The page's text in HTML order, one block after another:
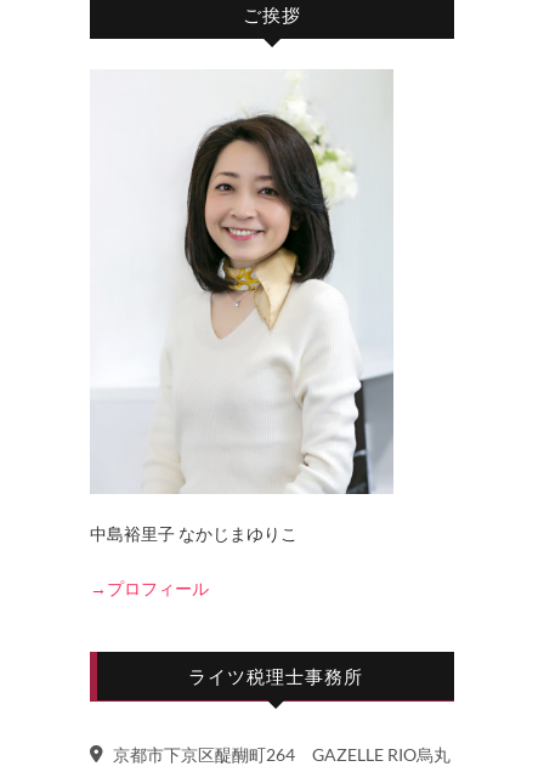
ご挨拶
中島裕里子 なかじまゆりこ
→プロフィール
ライツ税理士事務所
京都市下京区醍醐町264 GAZELLE RIO烏丸